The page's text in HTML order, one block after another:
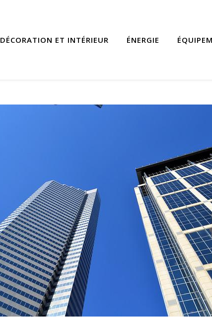
DÉCORATION ET INTÉRIEUR ÉNERGIE